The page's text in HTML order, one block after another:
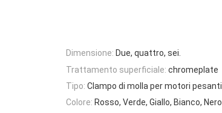
Dimensione: Due, quattro, sei.
Trattamento superficiale: chromeplate
Tipo: Clampo di molla per motori pesanti
Colore: Rosso, Verde, Giallo, Bianco, Nero